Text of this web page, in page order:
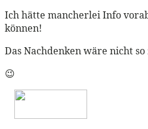
Ich hätte mancherlei Info
können!
Das Nachdenken wäre nicht
😉